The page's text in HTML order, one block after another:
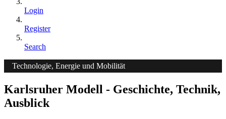
Login
Register
Search
Technologie, Energie und Mobilität
Karlsruher Modell - Geschichte, Technik,
Ausblick